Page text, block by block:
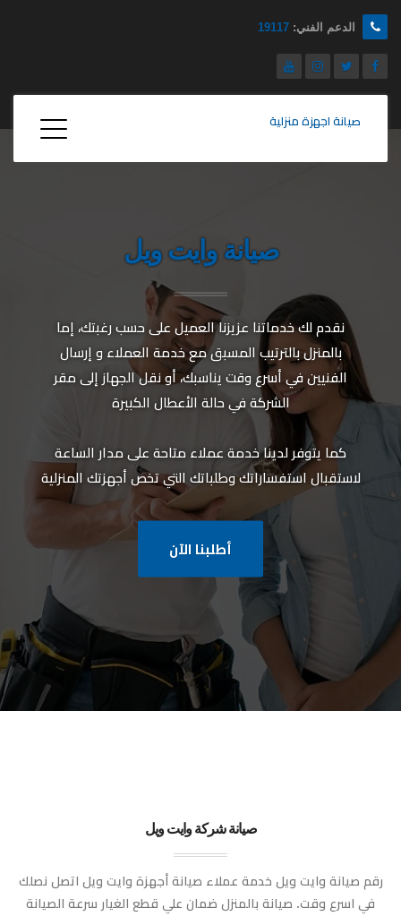
الدعم الفني: 19117
صيانة اجهزة منزلية
صيانة وايت ويل
نقدم لك خدماتنا عزيزنا العميل على حسب رغبتك، إما
بالمنزل بالترتيب المسبق مع خدمة العملاء و إرسال
الفنيين في أسرع وقت يناسبك، أو نقل الجهاز إلى مقر
الشركة في حالة الأعطال الكبيرة
كما يتوفر لدينا خدمة عملاء متاحة على مدار الساعة
لاستقبال استفساراتك وطلباتك التي تخص أجهزتك المنزلية
أطلبنا الآن
صيانة شركة وايت ويل
رقم صيانة وايت ويل خدمة عملاء صيانة أجهزة وايت ويل اتصل نصلك
في اسرع وقت. صيانة بالمنزل ضمان علي قطع الغيار سرعة الصيانة